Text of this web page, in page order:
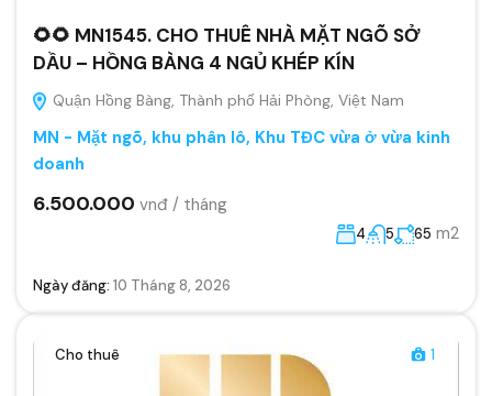
🌻🌻 MN1545. CHO THUÊ NHÀ MẶT NGÕ SỞ
DẦU – HỒNG BÀNG 4 NGỦ KHÉP KÍN
Quận Hồng Bàng, Thành phố Hải Phòng, Việt Nam
MN - Mặt ngõ, khu phân lô, Khu TĐC vừa ở vừa kinh
doanh
6.500.000 vnđ / tháng
4 5 65 m2
Ngày đăng: 10 Tháng 8, 2026
Cho thuê 1